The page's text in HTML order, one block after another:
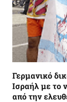
Γερμανικό
Ισραήλ με το
από την